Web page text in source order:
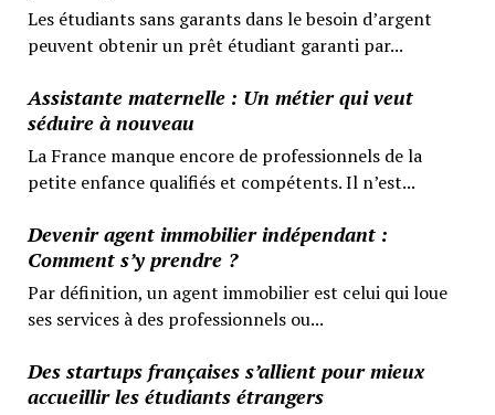
Les étudiants sans garants dans le besoin d’argent
peuvent obtenir un prêt étudiant garanti par...
Assistante maternelle : Un métier qui veut
séduire à nouveau
La France manque encore de professionnels de la
petite enfance qualifiés et compétents. Il n’est...
Devenir agent immobilier indépendant :
Comment s’y prendre ?
Par définition, un agent immobilier est celui qui loue
ses services à des professionnels ou...
Des startups françaises s’allient pour mieux
accueillir les étudiants étrangers